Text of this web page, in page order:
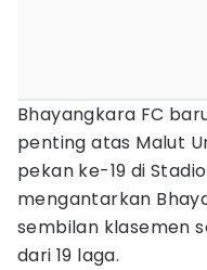
Bhayangkara FC
penting atas Malut
pekan ke-19 di
mengantarkan
sembilan klasemen
dari 19 laga.